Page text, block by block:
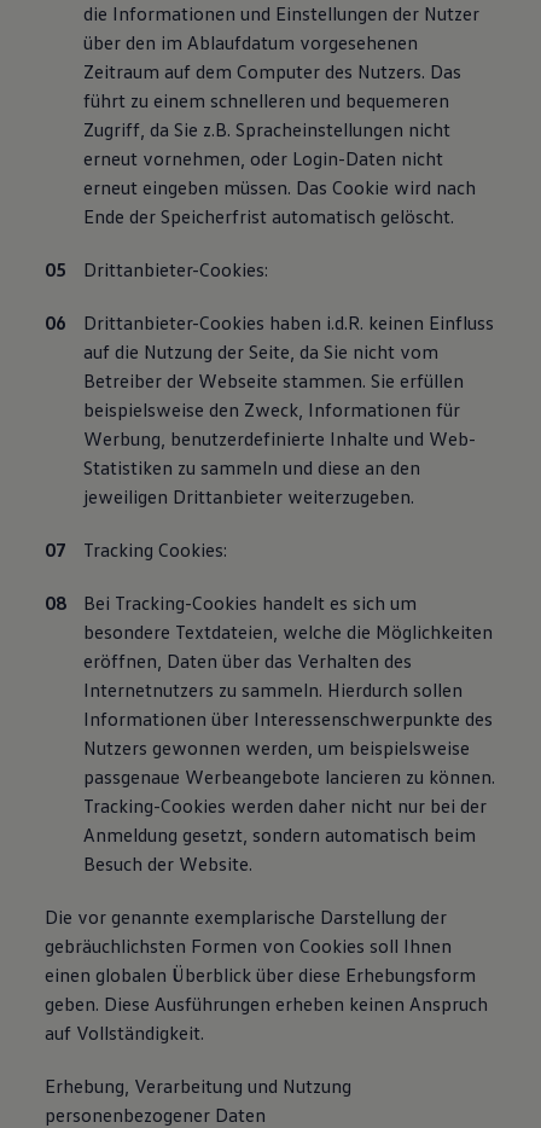
die Informationen und Einstellungen der Nutzer
über den im Ablaufdatum vorgesehenen
Zeitraum auf dem Computer des Nutzers. Das
führt zu einem schnelleren und bequemeren
Zugriff, da Sie z.B. Spracheinstellungen nicht
erneut vornehmen, oder Login-Daten nicht
erneut eingeben müssen. Das Cookie wird nach
Ende der Speicherfrist automatisch gelöscht.
Drittanbieter-Cookies:
Drittanbieter-Cookies haben i.d.R. keinen Einfluss
auf die Nutzung der Seite, da Sie nicht vom
Betreiber der Webseite stammen. Sie erfüllen
beispielsweise den Zweck, Informationen für
Werbung, benutzerdefinierte Inhalte und Web-
Statistiken zu sammeln und diese an den
jeweiligen Drittanbieter weiterzugeben.
Tracking Cookies:
Bei Tracking-Cookies handelt es sich um
besondere Textdateien, welche die Möglichkeiten
eröffnen, Daten über das Verhalten des
Internetnutzers zu sammeln. Hierdurch sollen
Informationen über Interessenschwerpunkte des
Nutzers gewonnen werden, um beispielsweise
passgenaue Werbeangebote lancieren zu können.
Tracking-Cookies werden daher nicht nur bei der
Anmeldung gesetzt, sondern automatisch beim
Besuch der Website.
Die vor genannte exemplarische Darstellung der
gebräuchlichsten Formen von Cookies soll Ihnen
einen globalen Überblick über diese Erhebungsform
geben. Diese Ausführungen erheben keinen Anspruch
auf Vollständigkeit.
Erhebung, Verarbeitung und Nutzung
personenbezogener Daten